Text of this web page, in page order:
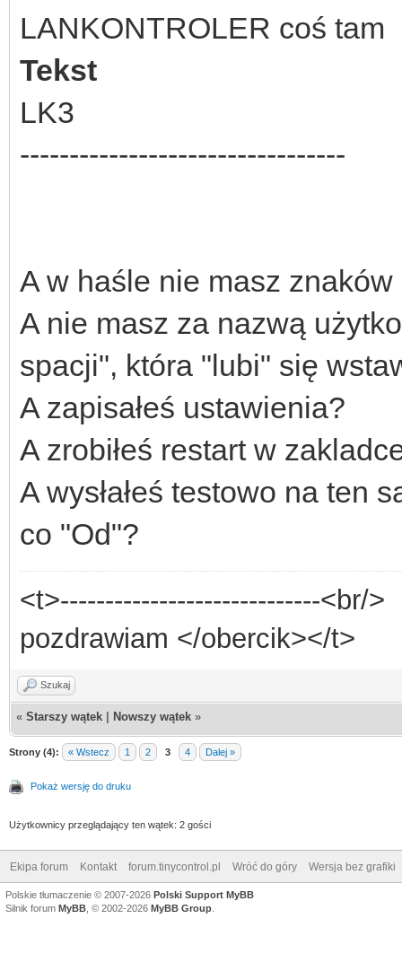
LANKONTROLER coś tam
Tekst
LK3
---------------------------------
A w haśle nie masz
A nie masz za nazwą
spacji", która "lubi" się
A zapisałeś ustawienia?
A zrobiłeś restart w
A wysłałeś testowo na ten
co "Od"?
<t>-----------------------------<br/>
pozdrawiam </obercik></t>
Szukaj
« Starszy wątek Nowszy wątek »
Strony (4): « Wstecz 1 2 3 4 Dalej »
Pokaż wersję do druku
Użytkownicy przeglądający ten wątek: 2 gości
Ekipa forum Kontakt forum.tinycontrol.pl Wróć do góry Wersja bez grafiki
Polskie tłumaczenie © 2007-2026 Polski Support MyBB
Silnik forum MyBB , © 2002-2026 MyBB Group